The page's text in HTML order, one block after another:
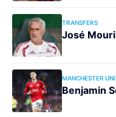
TRANSFERS
José
MANCHESTER
Benjamin